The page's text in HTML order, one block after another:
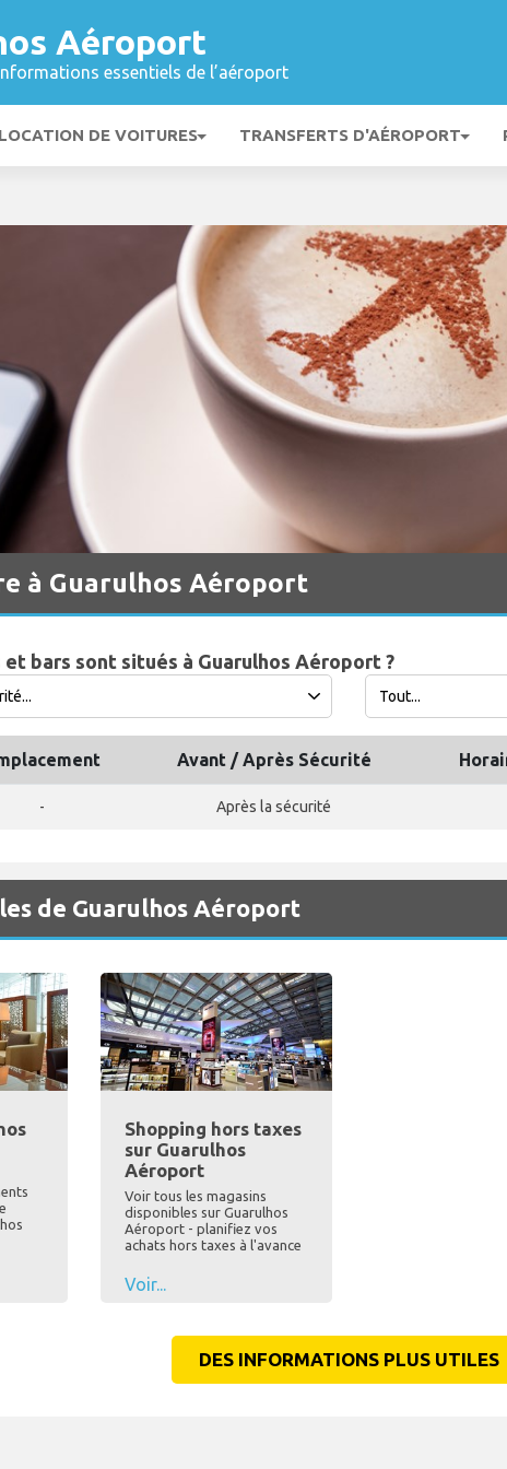
Aéroport
essentiels de l’aéroport
LOCATION DE VOITURES TRANSFERTS D'AÉROPORT
à Guarulhos Aéroport
bars sont situés à Guarulhos Aéroport ?
Avant / Après Sécurité
- Après la sécurité
de Guarulhos Aéroport
Shopping hors taxes
sur Guarulhos
Aéroport
Voir tous les magasins
disponibles sur Guarulhos
Aéroport - planifiez vos
achats hors taxes à l'avance
Voir...
DES INFORMATIONS PLUS UTILES